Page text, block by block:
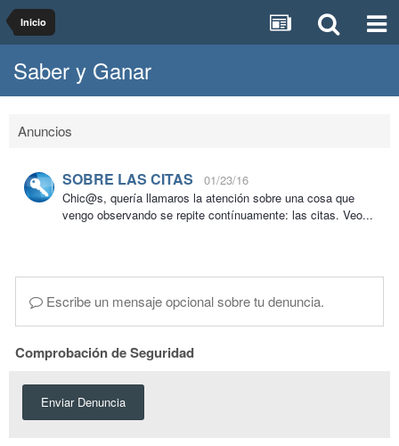
Inicio
Saber y Ganar
Anuncios
SOBRE LAS CITAS
01/23/16
Chic@s, quería llamaros la atención sobre una cosa que
vengo observando se repite contínuamente: las citas. Veo...
Escribe un mensaje opcional sobre tu denuncia.
Comprobación de Seguridad
Enviar Denuncia